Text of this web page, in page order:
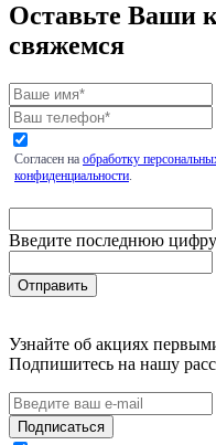
Оставьте Ваши
свяжемся
Согласен на обработку
конфиденциальности.
Введите последнюю
Узнайте об акциях
Подпишитесь на нашу
Подписаться